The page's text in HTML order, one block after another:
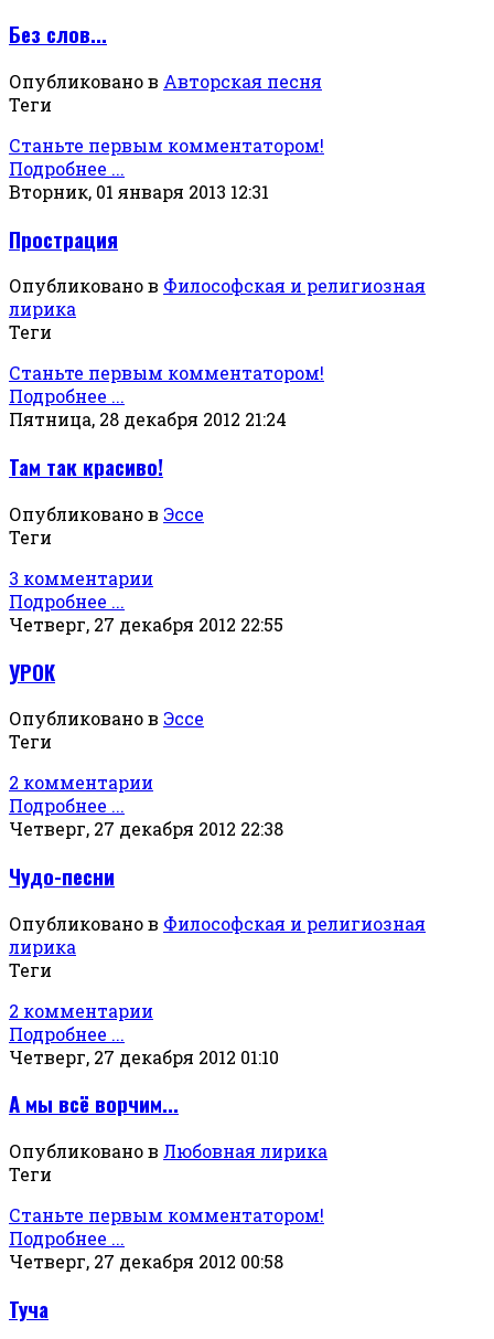
Без слов...
Опубликовано в Авторская песня
Теги
Станьте первым комментатором!
Подробнее ...
Вторник, 01 января 2013 12:31
Прострация
Опубликовано в Философская и религиозная
лирика
Теги
Станьте первым комментатором!
Подробнее ...
Пятница, 28 декабря 2012 21:24
Там так красиво!
Опубликовано в Эссе
Теги
3 комментарии
Подробнее ...
Четверг, 27 декабря 2012 22:55
УРОК
Опубликовано в Эссе
Теги
2 комментарии
Подробнее ...
Четверг, 27 декабря 2012 22:38
Чудо-песни
Опубликовано в Философская и религиозная
лирика
Теги
2 комментарии
Подробнее ...
Четверг, 27 декабря 2012 01:10
А мы всё ворчим...
Опубликовано в Любовная лирика
Теги
Станьте первым комментатором!
Подробнее ...
Четверг, 27 декабря 2012 00:58
Туча